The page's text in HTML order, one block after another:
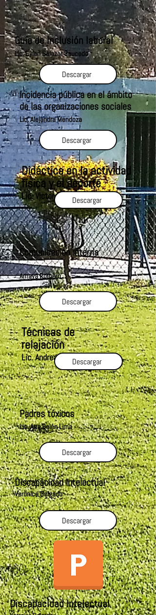
Guía de inclusión laboral
Lic. Eylen Salazar Saucedo
Descargar
Incidencia pública en el ámbito
de las organizaciones sociales
Lic. Alejandra Mendoza
Descargar
Didáctica en la actividad
física y el deporte
Lic. Victor CoraniDescargar
Comunicación interna
Amaya Romero
Descargar
Técnicas de
relajación
Lic. Andrea JaimesDescargar
Padres tóxicos
Lic. Ana Belén Lima
Descargar
Discapacidad intelectual
Verónica Delgado
Descargar
Discapacidad Intelectual